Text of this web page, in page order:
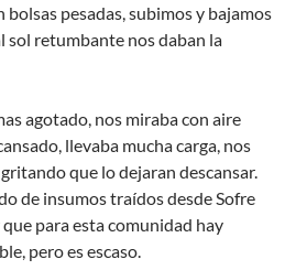
bolsas pesadas, subimos y bajamos
sol retumbante nos daban la
agotado, nos miraba con aire
llevaba mucha carga, nos
que lo dejaran descansar.
de insumos traídos desde Sofre
que para esta comunidad hay
pero es escaso.